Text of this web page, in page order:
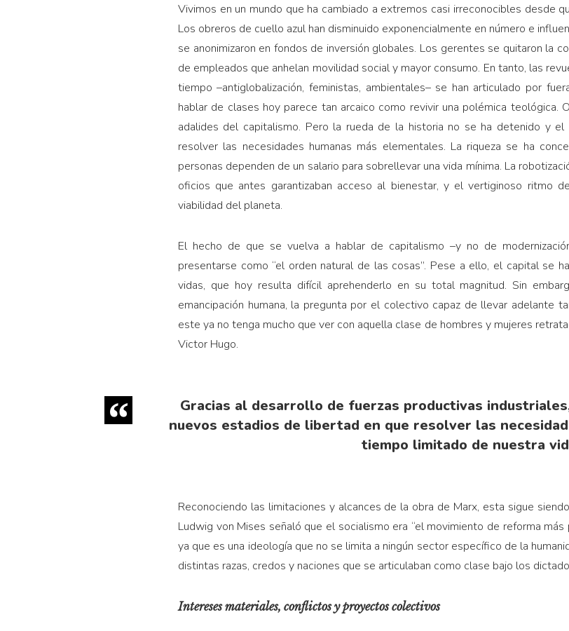
Vivimos en un mundo que ha cambiado a extremos casi irreconocibles desde
Los obreros de cuello azul han disminuido exponencialmente en número e
se anonimizaron en fondos de inversión globales. Los gerentes se quitaron la
de empleados que anhelan movilidad social y mayor consumo. En tanto, las
tiempo –antiglobalización, feministas, ambientales– se han articulado por
hablar de clases hoy parece tan arcaico como revivir una polémica teológica.
adalides del capitalismo. Pero la rueda de la historia no se ha detenido y el
resolver las necesidades humanas más elementales. La riqueza se ha
personas dependen de un salario para sobrellevar una vida mínima. La
oficios que antes garantizaban acceso al bienestar, y el vertiginoso ritmo
viabilidad del planeta.
El hecho de que se vuelva a hablar de capitalismo –y no de
presentarse como “el orden natural de las cosas”. Pese a ello, el capital se
vidas, que hoy resulta difícil aprehenderlo en su total magnitud. Sin
emancipación humana, la pregunta por el colectivo capaz de llevar adelante
este ya no tenga mucho que ver con aquella clase de hombres y mujeres
Victor Hugo.
Gracias al desarrollo de fuerzas productivas
nuevos estadios de libertad en que resolver las
tiempo limitado de nuestra
Reconociendo las limitaciones y alcances de la obra de Marx, esta sigue
Ludwig von Mises señaló que el socialismo era “el movimiento de reforma más
ya que es una ideología que no se limita a ningún sector específico de la
distintas razas, credos y naciones que se articulaban como clase bajo los
Intereses materiales, conflictos y proyectos colectivos